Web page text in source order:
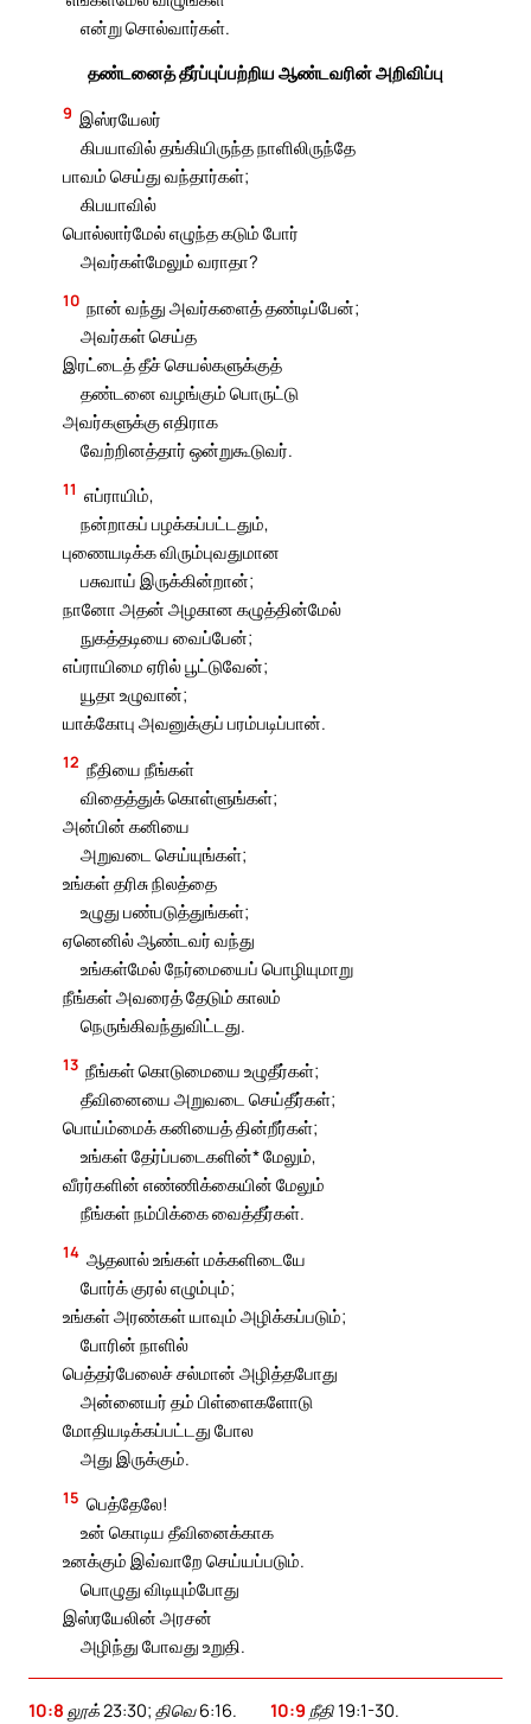
என்று சொல்வார்கள்.
தண்டனைத் தீர்ப்புப்பற்றிய ஆண்டவரின் அறிவிப்பு
9 இஸ்ரயேலர்
கிபயாவில் தங்கியிருந்த நாளிலிருந்தே
பாவம் செய்து வந்தார்கள்;
கிபயாவில்
பொல்லார்மேல் எழுந்த கடும் போர்
அவர்கள்மேலும் வராதா?
10 நான் வந்து அவர்களைத் தண்டிப்பேன்;
அவர்கள் செய்த
இரட்டைத் தீச் செயல்களுக்குத்
தண்டனை வழங்கும் பொருட்டு
அவர்களுக்கு எதிராக
வேற்றினத்தார் ஒன்றுகூடுவர்.
11 எப்ராயிம்,
நன்றாகப் பழக்கப்பட்டதும்,
புணையடிக்க விரும்புவதுமான
பசுவாய் இருக்கின்றான்;
நானோ அதன் அழகான கழுத்தின்மேல்
நுகத்தடியை வைப்பேன்;
எப்ராயிமை ஏரில் பூட்டுவேன்;
யூதா உழுவான்;
யாக்கோபு அவனுக்குப் பரம்படிப்பான்.
12 நீதியை நீங்கள்
விதைத்துக் கொள்ளுங்கள்;
அன்பின் கனியை
அறுவடை செய்யுங்கள்;
உங்கள் தரிசு நிலத்தை
உழுது பண்படுத்துங்கள்;
ஏனெனில் ஆண்டவர் வந்து
உங்கள்மேல் நேர்மையைப் பொழியுமாறு
நீங்கள் அவரைத் தேடும் காலம்
நெருங்கிவந்துவிட்டது.
13 நீங்கள் கொடுமையை உழுதீர்கள்;
தீவினையை அறுவடை செய்தீர்கள்;
பொய்ம்மைக் கனியைத் தின்றீர்கள்;
உங்கள் தேர்ப்படைகளின்* மேலும்,
வீரர்களின் எண்ணிக்கையின் மேலும்
நீங்கள் நம்பிக்கை வைத்தீர்கள்.
14 ஆதலால் உங்கள் மக்களிடையே
போர்க் குரல் எழும்பும்;
உங்கள் அரண்கள் யாவும் அழிக்கப்படும்;
போரின் நாளில்
பெத்தர்பேலைச் சல்மான் அழித்தபோது
அன்னையர் தம் பிள்ளைகளோடு
மோதியடிக்கப்பட்டது போல
அது இருக்கும்.
15 பெத்தேலே!
உன் கொடிய தீவினைக்காக
உனக்கும் இவ்வாறே செய்யப்படும்.
பொழுது விடியும்போது
இஸ்ரயேலின் அரசன்
அழிந்து போவது உறுதி.
10:8 லூக் 23:30; திவெ 6:16. 10:9 நீதி 19:1-30.